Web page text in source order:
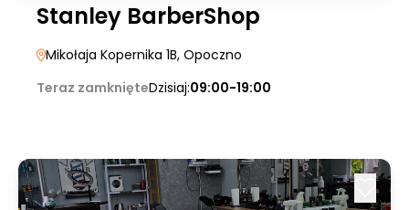
Stanley BarberShop
Mikołaja Kopernika 1B, Opoczno
Teraz zamknięteDzisiaj:09:00-19:00